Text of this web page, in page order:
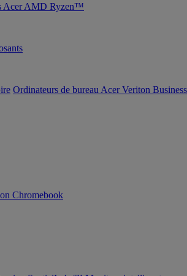
Acer AMD Ryzen™
Ordinateurs de bureau Acer Veriton Business
Chromebook